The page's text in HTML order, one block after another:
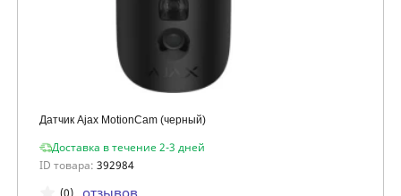
Датчик Ajax MotionCam (черный)
Доставка в течение 2-3 дней
ID товара: 392984
(0) отзывов